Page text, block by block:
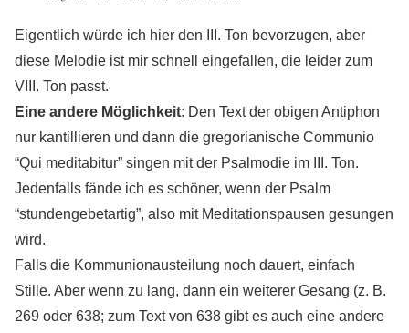
Eigentlich würde ich hier den III. Ton bevorzugen, aber
diese Melodie ist mir schnell eingefallen, die leider zum
VIII. Ton passt.
Eine andere Möglichkeit: Den Text der obigen Antiphon
nur kantillieren und dann die gregorianische Communio
“Qui meditabitur” singen mit der Psalmodie im III. Ton.
Jedenfalls fände ich es schöner, wenn der Psalm
“stundengebetartig”, also mit Meditationspausen gesungen
wird.
Falls die Kommunionausteilung noch dauert, einfach
Stille. Aber wenn zu lang, dann ein weiterer Gesang (z. B.
269 oder 638; zum Text von 638 gibt es auch eine andere